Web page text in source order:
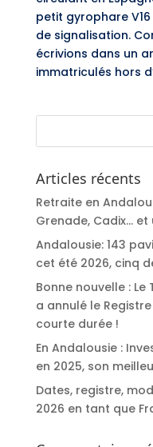
petit gyrophare
de signalisation.
écrivions dans un
immatriculés hors
Articles récents
Retraite en
Grenade, Cadix…
Andalousie: 143
cet été 2026, cinq
Bonne nouvelle :
a annulé le
courte durée !
En Andalousie :
en 2025, son
Dates, registre,
2026 en tant que